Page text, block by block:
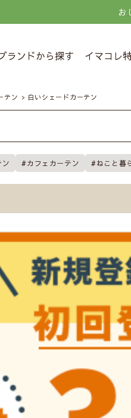
お
ランドから探す イマコレ
テン 白いシェードカーテン
ン カフェカーテン ねこと暮